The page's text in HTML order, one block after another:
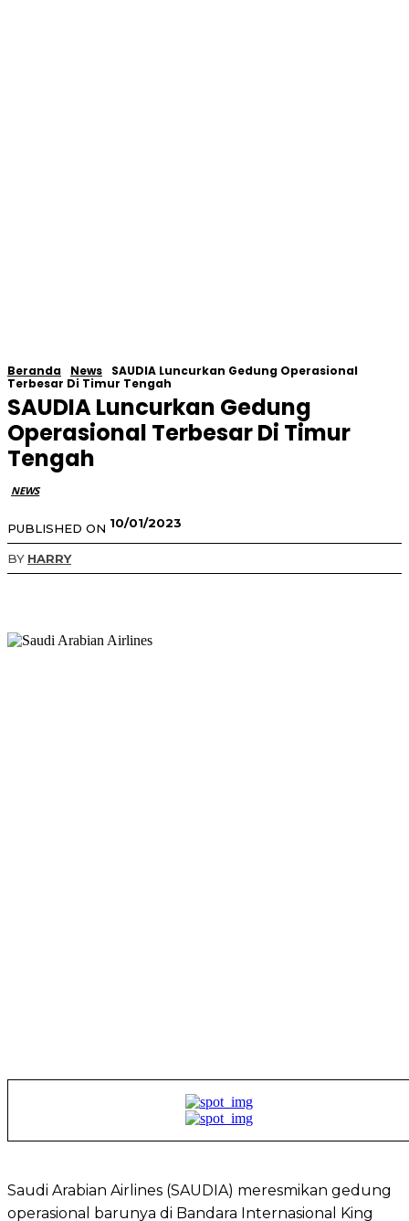
Beranda News
SAUDIA Luncurkan Gedung Operasional
Terbesar Di Timur Tengah
SAUDIA Luncurkan Gedung
Operasional Terbesar Di Timur
Tengah
NEWS
PUBLISHED ON 10/01/2023
BY HARRY
Saudi Arabian Airlines (SAUDIA) meresmikan gedung
operasional barunya di Bandara Internasional King